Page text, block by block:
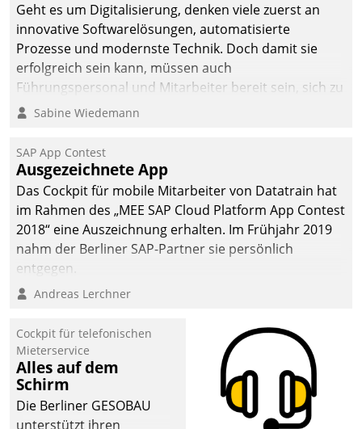
Geht es um Digitalisierung, denken viele zuerst an
innovative Softwarelösungen, automatisierte
Prozesse und modernste Technik. Doch damit sie
erfolgreich sein kann, müssen auch
Führungspersonal und Mitarbeiter bereit sein, sich zu
verändern und anzupassen, sonst werden sie an ihr
Sabine Wiedemann
SAP App Contest
Ausgezeichnete App
Das Cockpit für mobile Mitarbeiter von Datatrain hat
im Rahmen des „MEE SAP Cloud Platform App Contest
2018“ eine Auszeichnung erhalten. Im Frühjahr 2019
nahm der Berliner SAP-Partner sie persönlich
entgegen.
Andreas Lerchner
Cockpit für telefonischen
Mieterservice
Alles auf dem
Schirm
Die Berliner GESOBAU
unterstützt ihren